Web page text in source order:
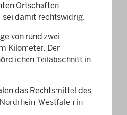
Ortschaften
sei damit rechtswidrig.
von rund zwei
Kilometer. Der
Teilabschnitt in
das Rechtsmittel des
Westfalen in